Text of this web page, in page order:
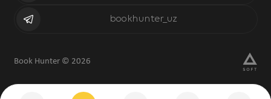
bookhunter_uz
Book Hunter © 2026